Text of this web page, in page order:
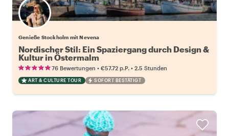
Genieße Stockholm mit Nevena
Nordischer Stil: Ein Spaziergang durch Design &
Kultur in Östermalm
76 Bewertungen • €57.72 p.P. • 2.5 Stunden
ART & CULTURE TOUR SOFORT BESTÄTIGT